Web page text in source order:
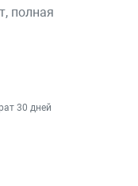
полная
30 дней